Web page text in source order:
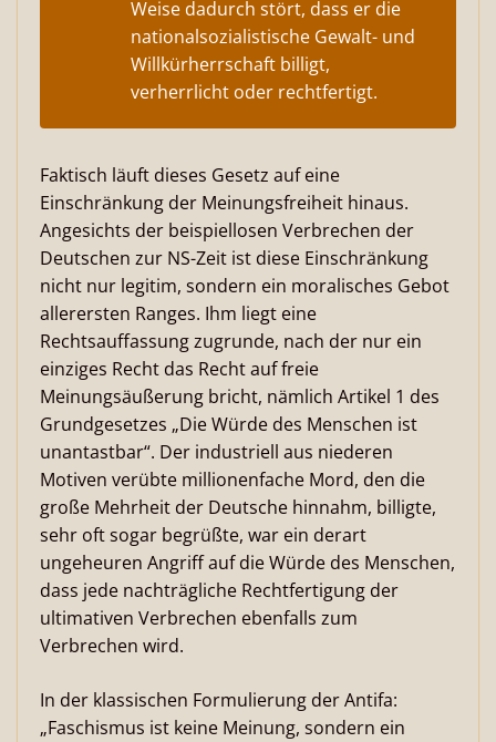
Weise dadurch stört, dass er die
nationalsozialistische Gewalt- und
Willkürherrschaft billigt,
verherrlicht oder rechtfertigt.
Faktisch läuft dieses Gesetz auf eine
Einschränkung der Meinungsfreiheit hinaus.
Angesichts der beispiellosen Verbrechen der
Deutschen zur NS-Zeit ist diese Einschränkung
nicht nur legitim, sondern ein moralisches Gebot
allerersten Ranges. Ihm liegt eine
Rechtsauffassung zugrunde, nach der nur ein
einziges Recht das Recht auf freie
Meinungsäußerung bricht, nämlich Artikel 1 des
Grundgesetzes „Die Würde des Menschen ist
unantastbar“. Der industriell aus niederen
Motiven verübte millionenfache Mord, den die
große Mehrheit der Deutsche hinnahm, billigte,
sehr oft sogar begrüßte, war ein derart
ungeheuren Angriff auf die Würde des Menschen,
dass jede nachträgliche Rechtfertigung der
ultimativen Verbrechen ebenfalls zum
Verbrechen wird.
In der klassischen Formulierung der Antifa:
„Faschismus ist keine Meinung, sondern ein